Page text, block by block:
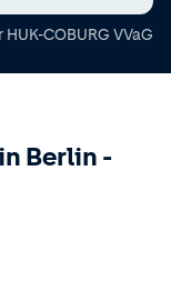
HUK-COBURG VVaG
Berlin -